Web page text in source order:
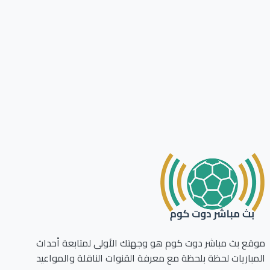
بث مباشر دوت كوم هو وجهتك الأولى لمتابعة أحداث
لحظة بلحظة مع معرفة القنوات الناقلة والمواعيد